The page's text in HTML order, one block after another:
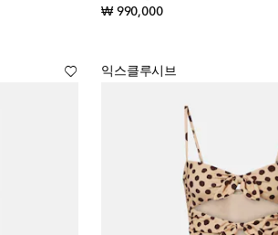
₩ 990,000original price
익스클루시브